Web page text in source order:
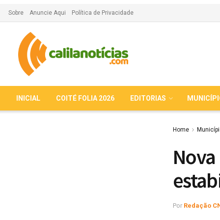
Sobre Anuncie Aqui Política de Privacidade
INICIAL COITÉ FOLIA 2026 EDITORIAS
Home
Por Redação